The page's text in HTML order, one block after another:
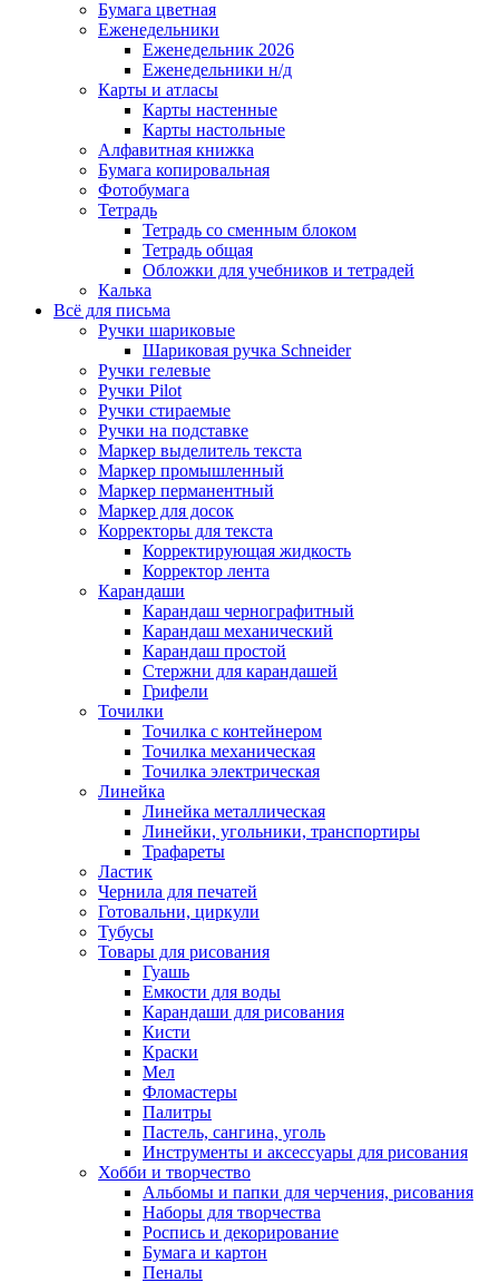
Бумага цветная
Еженедельники
Еженедельник 2026
Еженедельники н/д
Карты и атласы
Карты настенные
Карты настольные
Алфавитная книжка
Бумага копировальная
Фотобумага
Тетрадь
Тетрадь со сменным блоком
Тетрадь общая
Обложки для учебников и тетрадей
Калька
Всё для письма
Ручки шариковые
Шариковая ручка Schneider
Ручки гелевые
Ручки Pilot
Ручки стираемые
Ручки на подставке
Маркер выделитель текста
Маркер промышленный
Маркер перманентный
Маркер для досок
Корректоры для текста
Корректирующая жидкость
Корректор лента
Карандаши
Карандаш чернографитный
Карандаш механический
Карандаш простой
Стержни для карандашей
Грифели
Точилки
Точилка с контейнером
Точилка механическая
Точилка электрическая
Линейка
Линейка металлическая
Линейки, угольники, транспортиры
Трафареты
Ластик
Чернила для печатей
Готовальни, циркули
Тубусы
Товары для рисования
Гуашь
Емкости для воды
Карандаши для рисования
Кисти
Краски
Мел
Фломастеры
Палитры
Пастель, сангина, уголь
Инструменты и аксессуары для рисования
Хобби и творчество
Альбомы и папки для черчения, рисования
Наборы для творчества
Роспись и декорирование
Бумага и картон
Пеналы